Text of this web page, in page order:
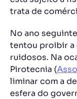
trata de
No ano
tentou proibir a
ruidosos. Na
Pirotecnia (
liminar com a
esfera do